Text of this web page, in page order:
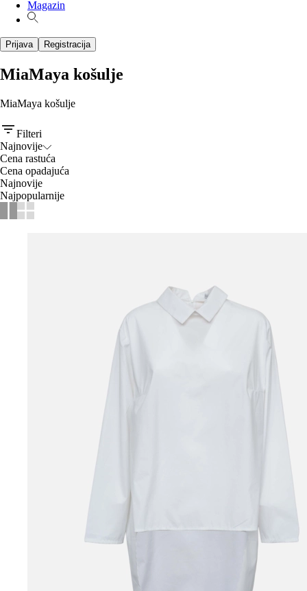
Magazin
Prijava Registracija
MiaMaya košulje
MiaMaya košulje
Filteri
Najnovije
Cena rastuća
Cena opadajuća
Najnovije
Najpopularnije